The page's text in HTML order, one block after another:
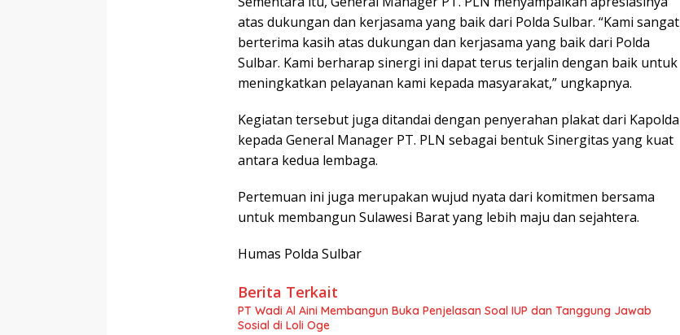
atas dukungan dan kerjasama yang baik dari Polda Sulbar. “Kami sangat
berterima kasih atas dukungan dan kerjasama yang baik dari Polda
Sulbar. Kami berharap sinergi ini dapat terus terjalin dengan baik untuk
meningkatkan pelayanan kami kepada masyarakat,” ungkapnya.
Kegiatan tersebut juga ditandai dengan penyerahan plakat dari Kapolda
kepada General Manager PT. PLN sebagai bentuk Sinergitas yang kuat
antara kedua lembaga.
Pertemuan ini juga merupakan wujud nyata dari komitmen bersama
untuk membangun Sulawesi Barat yang lebih maju dan sejahtera.
Humas Polda Sulbar
Berita Terkait
PT Wadi Al Aini Membangun Buka Penjelasan Soal IUP dan Tanggung Jawab
Sosial di Loli Oge